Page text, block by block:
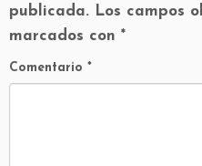
publicada. Los campos
marcados con *
Comentario *